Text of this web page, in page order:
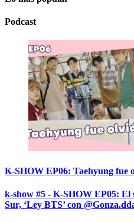
Podcast
K-SHOW EP06: Taehyung fue
k-show #5 - K-SHOW EP05:
Sur, ‘Ley BTS’ con